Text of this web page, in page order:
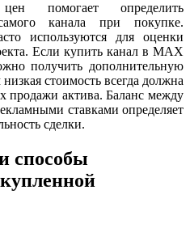
помогает определить
канала при покупке.
используются для оценки
Если купить канал в MAX
получить дополнительную
стоимость всегда должна
продажи актива. Баланс между
ставками определяет
сделки.
способы